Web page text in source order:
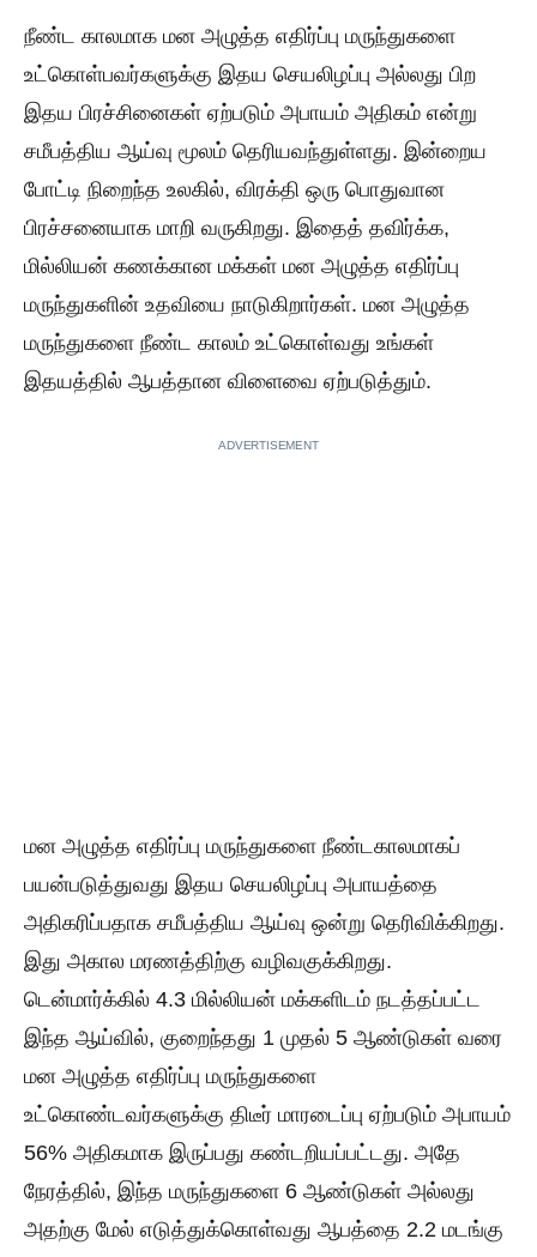
நீண்ட காலமாக மன அழுத்த எதிர்ப்பு மருந்துகளை
உட்கொள்பவர்களுக்கு இதய செயலிழப்பு அல்லது பிற
இதய பிரச்சினைகள் ஏற்படும் அபாயம் அதிகம் என்று
சமீபத்திய ஆய்வு மூலம் தெரியவந்துள்ளது. இன்றைய
போட்டி நிறைந்த உலகில், விரக்தி ஒரு பொதுவான
பிரச்சனையாக மாறி வருகிறது. இதைத் தவிர்க்க,
மில்லியன் கணக்கான மக்கள் மன அழுத்த எதிர்ப்பு
மருந்துகளின் உதவியை நாடுகிறார்கள். மன அழுத்த
மருந்துகளை நீண்ட காலம் உட்கொள்வது உங்கள்
இதயத்தில் ஆபத்தான விளைவை ஏற்படுத்தும்.
ADVERTISEMENT
மன அழுத்த எதிர்ப்பு மருந்துகளை நீண்டகாலமாகப்
பயன்படுத்துவது இதய செயலிழப்பு அபாயத்தை
அதிகரிப்பதாக சமீபத்திய ஆய்வு ஒன்று தெரிவிக்கிறது.
இது அகால மரணத்திற்கு வழிவகுக்கிறது.
டென்மார்க்கில் 4.3 மில்லியன் மக்களிடம் நடத்தப்பட்ட
இந்த ஆய்வில், குறைந்தது 1 முதல் 5 ஆண்டுகள் வரை
மன அழுத்த எதிர்ப்பு மருந்துகளை
உட்கொண்டவர்களுக்கு திடீர் மாரடைப்பு ஏற்படும் அபாயம்
56% அதிகமாக இருப்பது கண்டறியப்பட்டது. அதே
நேரத்தில், இந்த மருந்துகளை 6 ஆண்டுகள் அல்லது
அதற்கு மேல் எடுத்துக்கொள்வது ஆபத்தை 2.2 மடங்கு